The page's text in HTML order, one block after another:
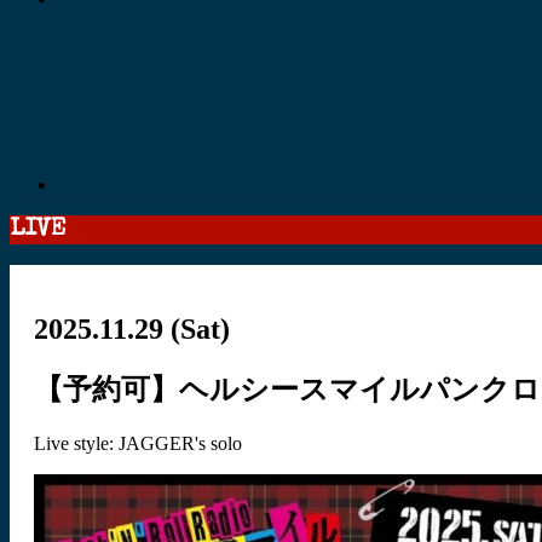
LIVE
2025.11.29 (Sat)
【予約可】ヘルシースマイルパンク
Live style: JAGGER's solo